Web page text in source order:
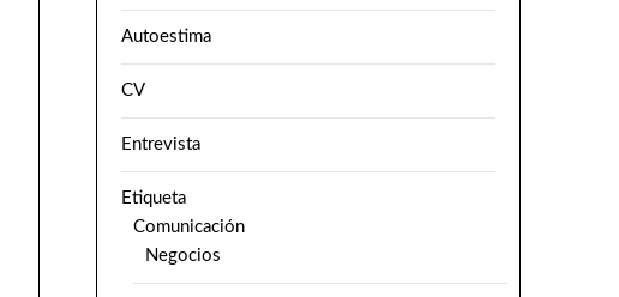
Autoestima
CV
Entrevista
Etiqueta
Comunicación
Negocios